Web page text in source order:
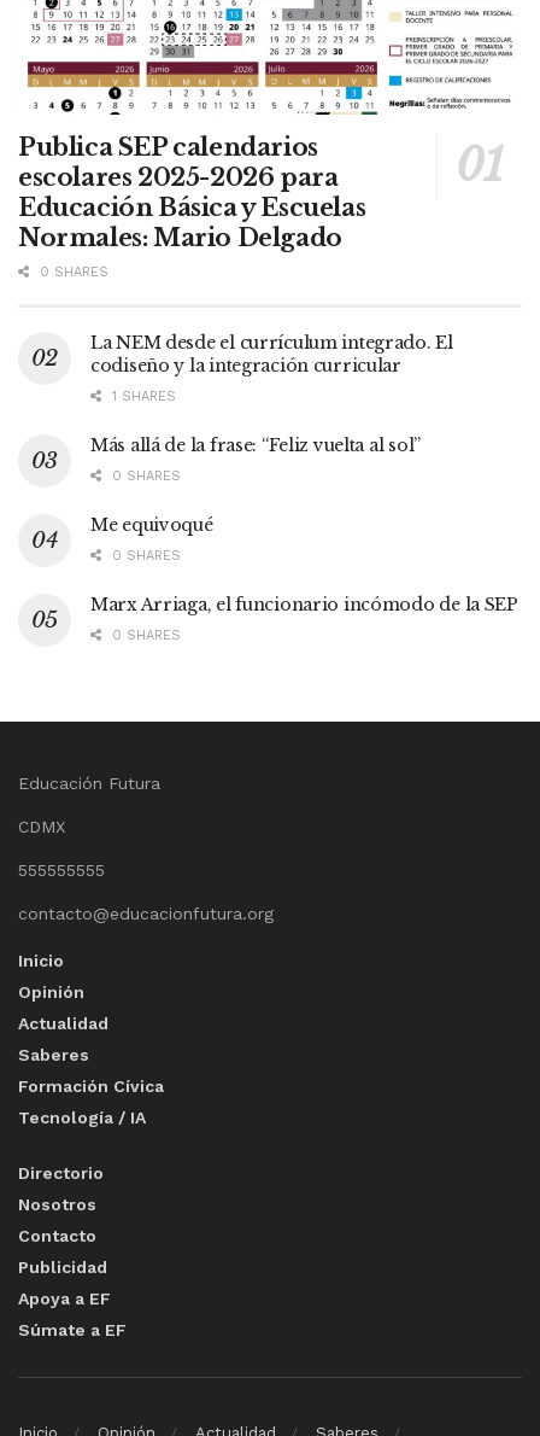
Publica SEP calendarios
escolares 2025-2026 para
Educación Básica y Escuelas
Normales: Mario Delgado
0 SHARES
La NEM desde el currículum integrado. El
codiseño y la integración curricular
1 SHARES
Más allá de la frase: “Feliz vuelta al sol”
0 SHARES
Me equivoqué
0 SHARES
Marx Arriaga, el funcionario incómodo de la SEP
0 SHARES
Educación Futura
CDMX
555555555
contacto@educacionfutura.org
Inicio
Opinión
Actualidad
Saberes
Formación Cívica
Tecnología / IA
Directorio
Nosotros
Contacto
Publicidad
Apoya a EF
Súmate a EF